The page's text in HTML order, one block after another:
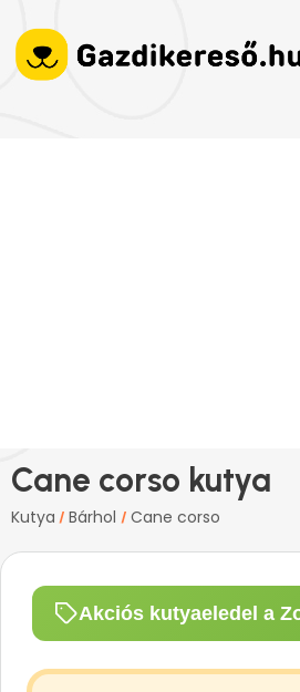
Cane corso kutya
Kutya / Bárhol / Cane corso
Akciós kutyaeledel a